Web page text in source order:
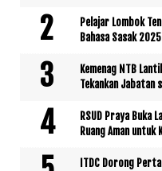
Pelajar Lombok
Bahasa Sasak 2025
Kemenag NTB
Tekankan Jabatan
RSUD Praya Buka
Ruang Aman untuk
ITDC Dorong